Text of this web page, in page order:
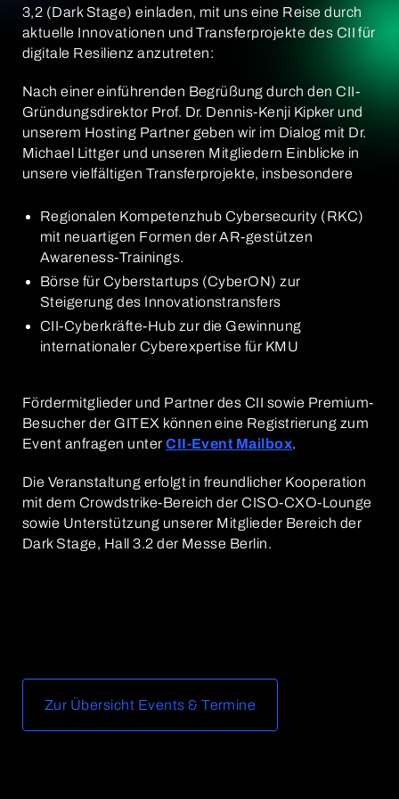
3,2 (Dark Stage) einladen, mit uns eine Reise durch
aktuelle Innovationen und Transferprojekte des CII für
digitale Resilienz anzutreten:
Nach einer einführenden Begrüßung durch den CII-
Gründungsdirektor Prof. Dr. Dennis-Kenji Kipker und
unserem Hosting Partner geben wir im Dialog mit Dr.
Michael Littger und unseren Mitgliedern Einblicke in
unsere vielfältigen Transferprojekte, insbesondere
Regionalen Kompetenzhub Cybersecurity (RKC)
mit neuartigen Formen der AR-gestützen
Awareness-Trainings.
Börse für Cyberstartups (CyberON) zur
Steigerung des Innovationstransfers
CII-Cyberkräfte-Hub zur die Gewinnung
internationaler Cyberexpertise für KMU
Fördermitglieder und Partner des CII sowie Premium-
Besucher der GITEX können eine Registrierung zum
Event anfragen unterCII-Event Mailbox.
Die Veranstaltung erfolgt in freundlicher Kooperation
mit dem Crowdstrike-Bereich der CISO-CXO-Lounge
sowie Unterstützung unserer Mitglieder Bereich der
Dark Stage, Hall 3.2 der Messe Berlin.
Zur Übersicht Events & Termine